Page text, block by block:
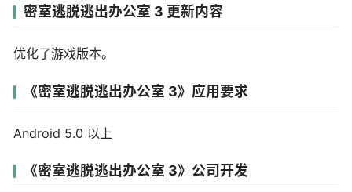
密室逃脱逃出办公室 3 更新内容
优化了游戏版本。
《密室逃脱逃出办公室 3》应用要求
Android 5.0 以上
《密室逃脱逃出办公室 3》公司开发